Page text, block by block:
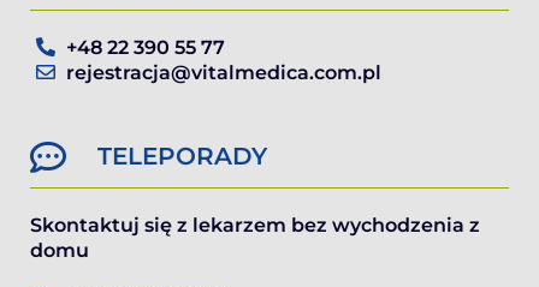
+48 22 390 55 77
rejestracja@vitalmedica.com.pl
TELEPORADY
Skontaktuj się z lekarzem bez wychodzenia z
domu